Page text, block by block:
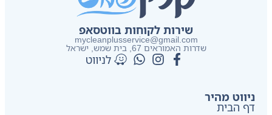
שירות לקוחות בווטסאפ
mycleanplusservice@gmail.com
שדרות האמוראים 67, בית שמש​, ישראל
לניווט
ניווט מהיר
דף הבית